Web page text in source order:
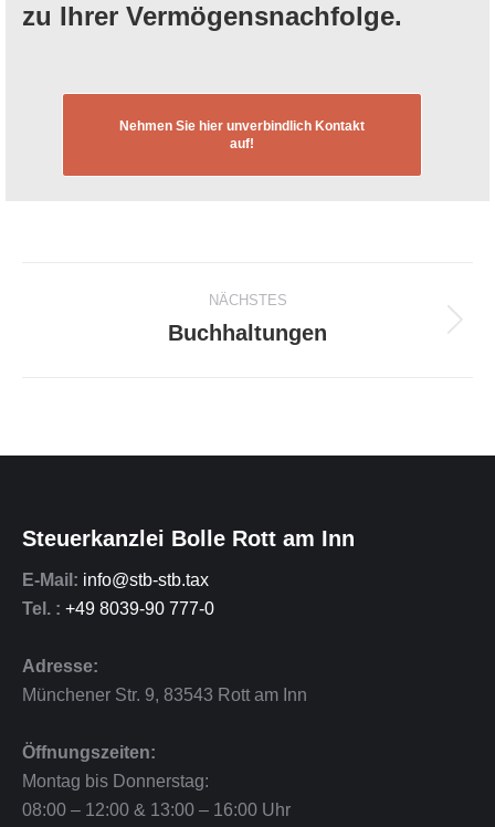
zu Ihrer Vermögensnachfolge.
Nehmen Sie hier unverbindlich Kontakt
auf!
navigation
NÄCHSTES
Next
Buchhaltungen
Steuerkanzlei Bolle Rott am Inn
E-Mail: info@stb-stb.tax
Tel. : +49 8039-90 777-0
Adresse:
Münchener Str. 9, 83543 Rott am Inn
Öffnungszeiten:
Montag bis Donnerstag:
08:00 – 12:00 & 13:00 – 16:00 Uhr